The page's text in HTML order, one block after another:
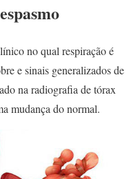
no qual respiração é
e sinais generalizados de
na radiografia de tórax
mudança do normal.